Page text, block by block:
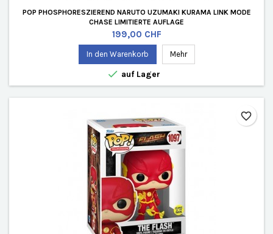
POP PHOSPHORESZIEREND NARUTO UZUMAKI KURAMA LINK MODE
CHASE LIMITIERTE AUFLAGE
Preis
199,00 CHF
In den Warenkorb Mehr
 auf Lager
favorite_border